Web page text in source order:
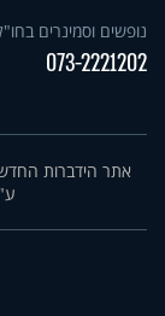
נופשים וסמינרים
073-2221202
אתר הידברות החדש